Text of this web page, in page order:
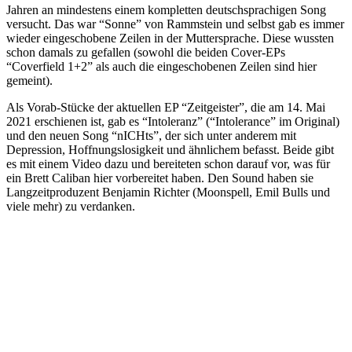
Jahren an mindestens einem kompletten deutschsprachigen Song
versucht. Das war “Sonne” von Rammstein und selbst gab es immer
wieder eingeschobene Zeilen in der Muttersprache. Diese wussten
schon damals zu gefallen (sowohl die beiden Cover-EPs
“Coverfield 1+2” als auch die eingeschobenen Zeilen sind hier
gemeint).
Als Vorab-Stücke der aktuellen EP “Zeitgeister”, die am 14. Mai
2021 erschienen ist, gab es “Intoleranz” (“Intolerance” im Original)
und den neuen Song “nICHts”, der sich unter anderem mit
Depression, Hoffnungslosigkeit und ähnlichem befasst. Beide gibt
es mit einem Video dazu und bereiteten schon darauf vor, was für
ein Brett Caliban hier vorbereitet haben. Den Sound haben sie
Langzeitproduzent Benjamin Richter (Moonspell, Emil Bulls und
viele mehr) zu verdanken.